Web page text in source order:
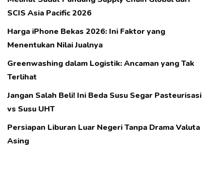
SCIS Asia Pacific 2026
Harga iPhone Bekas 2026: Ini Faktor yang
Menentukan Nilai Jualnya
Greenwashing dalam Logistik: Ancaman yang Tak
Terlihat
Jangan Salah Beli! Ini Beda Susu Segar Pasteurisasi
vs Susu UHT
Persiapan Liburan Luar Negeri Tanpa Drama Valuta
Asing